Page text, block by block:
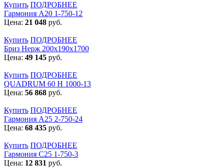
Купить ПОДРОБНЕЕ
Гармония А20 1-750-12
Цена: 21 048 руб.
Купить ПОДРОБНЕЕ
Бриз Нерж 200х190х1700
Цена: 49 145 руб.
Купить ПОДРОБНЕЕ
QUADRUM 60 H 1000-13
Цена: 56 868 руб.
Купить ПОДРОБНЕЕ
Гармония А25 2-750-24
Цена: 68 435 руб.
Купить ПОДРОБНЕЕ
Гармония С25 1-750-3
Цена: 12 831 руб.